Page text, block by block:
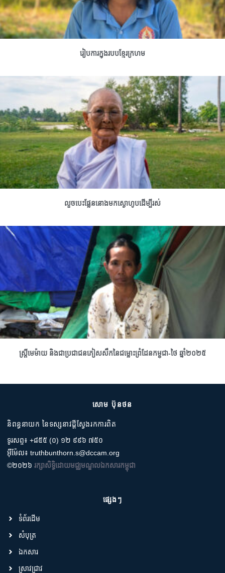
រៀបការក្នុងរបបខ្មែរក្រហម
លួចបេះផ្លែននោងមកស្ងោហូបដើម្បីរស់
ស្រ្តីមេម៉ាយ និងជាប្រជាជនភៀសសឹកនៃជម្លោះព្រំដែនកម្ពុជា-ថៃ ឆ្នាំ២០២៥
សោម ប៊ុនថន
និពន្ធនាយក នៃទស្សនាវដ្តីស្វែងរកការពិត
ទូរសព្ទ៖ +៨៥៥ (០) ១២ ៩៩៦ ៧៥០
អ៊ីម៉ែល៖ truthbunthorn.s@dccam.org
©២០២៦ រក្សាសិទ្ធិដោយមជ្ឈមណ្ឌលឯកសារកម្ពុជា
ផ្សេងៗ
ទំព័រដើម
សំបុត្រ
ឯកសារ
ស្រាវជ្រាវ